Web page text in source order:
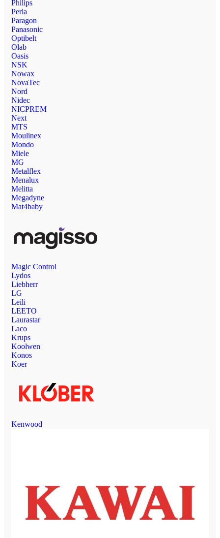
Philips
Perla
Paragon
Panasonic
Optibelt
Olab
Oasis
NSK
Nowax
NovaTec
Nord
Nidec
NICPREM
Next
MTS
Moulinex
Mondo
Miele
MG
Metalflex
Menalux
Melitta
Megadyne
Mat4baby
Magic Control
Lydos
Liebherr
LG
Leili
LEETO
Laurastar
Laco
Krups
Koolwen
Konos
Koer
Kenwood